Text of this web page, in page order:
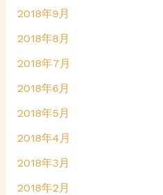
2018年9月
2018年8月
2018年7月
2018年6月
2018年5月
2018年4月
2018年3月
2018年2月